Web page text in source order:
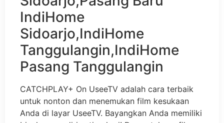
CATCHPLAY+ On UseeTV adalah cara terbaik
untuk nonton dan menemukan film kesukaan
Anda di layar UseeTV. Bayangkan Anda memiliki